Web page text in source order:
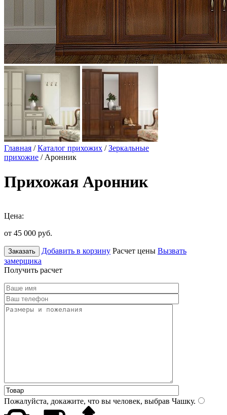
Главная /Каталог прихожих /Зеркальные
прихожие / Аронник
Прихожая Аронник
Цена:
от 45 000 руб.
Заказать Добавить в корзину Расчет цены Вызвать
замерщика
Получить расчет
Пожалуйста, докажите, что вы человек, выбрав Чашку.